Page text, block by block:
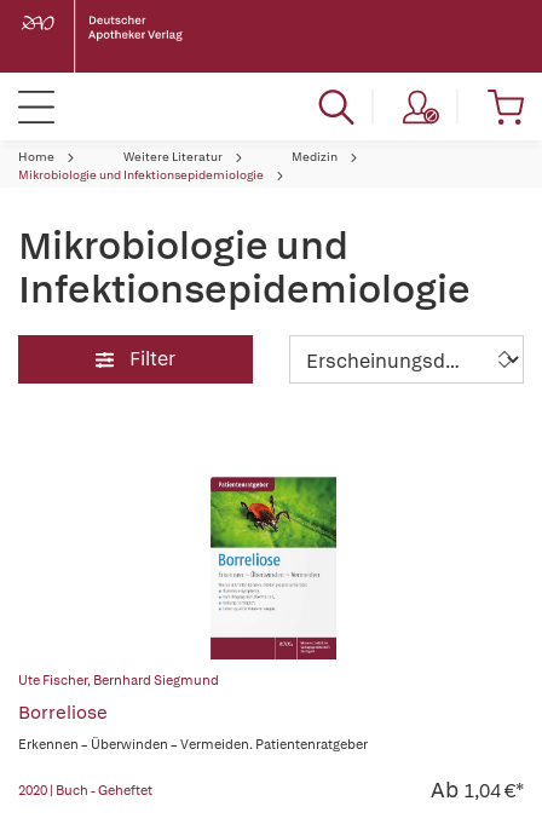
Home Weitere Literatur
Medizin
Mikrobiologie und Infektionsepidemiologie
Mikrobiologie und
Infektionsepidemiologie
Filter
Ute Fischer, Bernhard Siegmund
Borreliose
Erkennen – Überwinden – Vermeiden. Patientenratgeber
2020 | Buch - Geheftet Ab 1,04 €*